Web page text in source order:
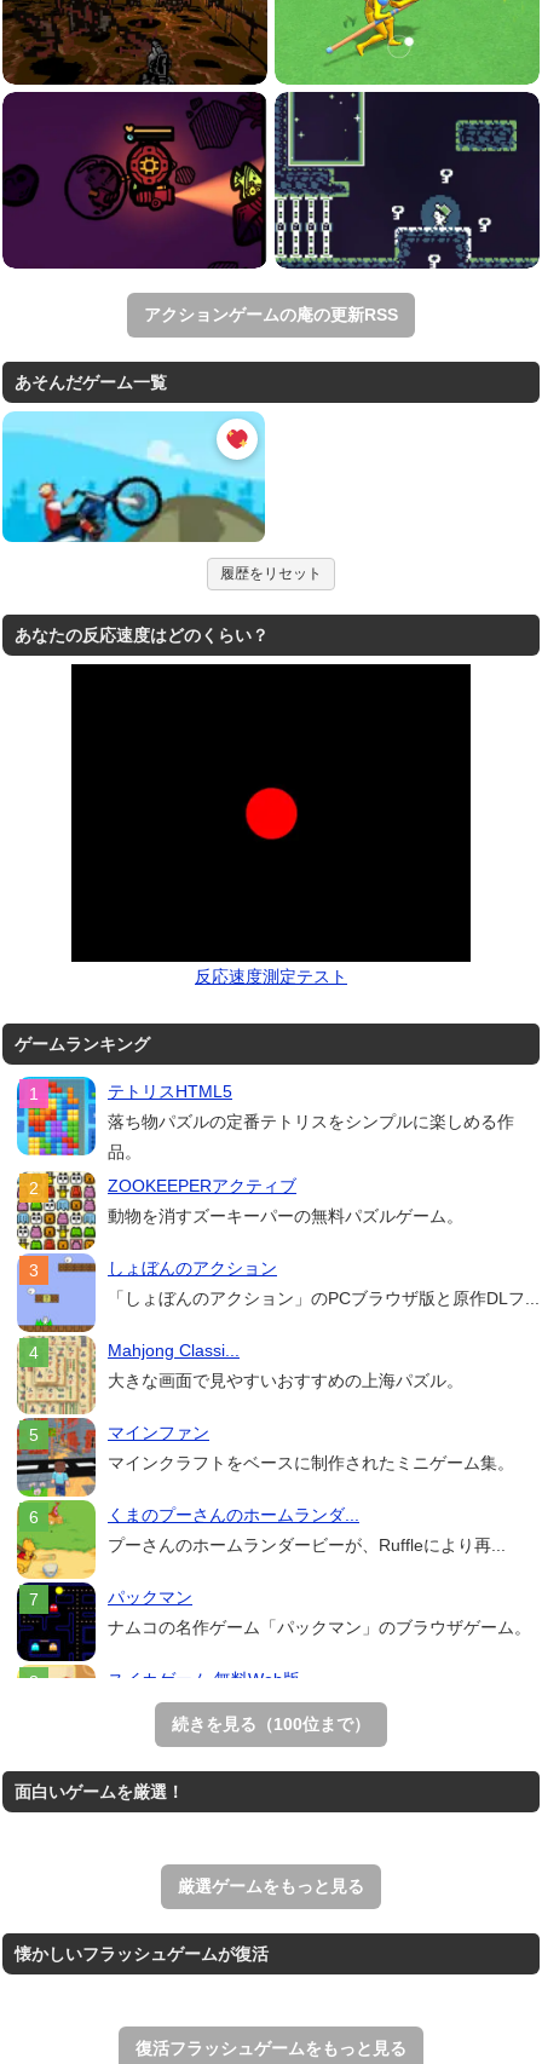
アクションゲームの庵の更新RSS
あそんだゲーム一覧
履歴をリセット
あなたの反応速度はどのくらい？
反応速度測定テスト
ゲームランキング
テトリスHTML5
落ち物パズルの定番テトリスをシンプルに楽しめる作
品。
ZOOKEEPERアクティブ
動物を消すズーキーパーの無料パズルゲーム。
しょぼんのアクション
「しょぼんのアクション」のPCブラウザ版と原作DLフ...
Mahjong Classi...
大きな画面で見やすいおすすめの上海パズル。
マインファン
マインクラフトをベースに制作されたミニゲーム集。
くまのプーさんのホームランダ...
プーさんのホームランダービーが、Ruffleにより再...
パックマン
ナムコの名作ゲーム「パックマン」のブラウザゲーム。
スイカゲーム 無料Web版
スイカゲームをスクラッチで再現した無料Web版。
リアルな麻雀牌を使う18種類の上海ゲーム。
すべての矢印を画面外へ導くパズルゲーム。
続きを見る（100位まで）
面白いゲームを厳選！
厳選ゲームをもっと見る
懐かしいフラッシュゲームが復活
復活フラッシュゲームをもっと見る